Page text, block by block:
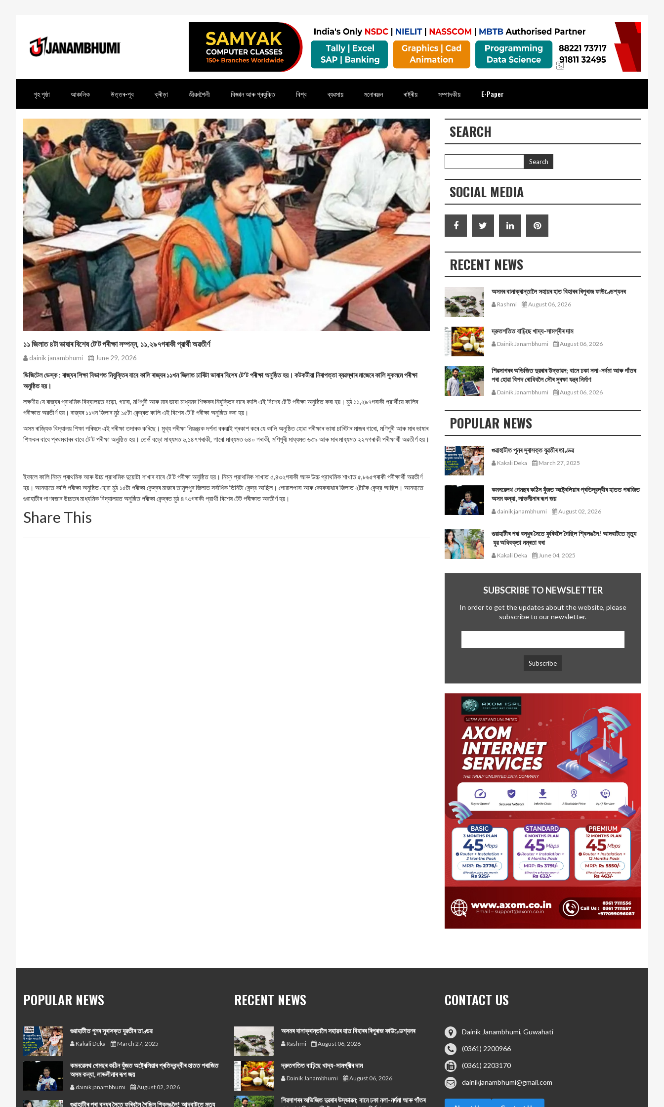
গৃহ পৃষ্ঠা আঞ্চলিক উত্তৰ-পূব ক্ৰীড়া জীৱনশৈলী বিজ্ঞান আৰু প্ৰযুক্তি বিশ্ব ব্যৱসায় মনোৰঞ্জন ৰাষ্ট্ৰীয় সম্পাদকীয় E-Paper
১১ জিলাত ৪টা ভাষাৰ বিশেষ টে'ট পৰীক্ষা সম্পন্ন, ১১,২৯৭গৰাকী প্রার্থী অৱতীৰ্ণ
dainik janambhumi June 29, 2026
ডিজিটেল ডেস্ক : ৰাজ্যৰ শিক্ষা বিভাগত নিযুক্তিৰ বাবে কালি ৰাজ্যৰ ১১খন জিলাত চাৰিটা ভাষাৰ বিশেষ টে'ট পৰীক্ষা অনুষ্ঠিত হয়। কটকটীয়া নিৰাপত্তা ব্যৱস্থাৰ মাজেৰে কালি সুকলমে পৰীক্ষা
অনুষ্ঠিত হয়।
লক্ষণীয় যে ৰাজ্যৰ প্ৰাথমিক বিদ্যালয়ত বড়ো, গাৰো, মণিপুৰী আৰু মাৰ ভাষা মাধ্যমৰ শিক্ষকৰ নিযুক্তিৰ বাবে কালি এই বিশেষ টে'ট পৰীক্ষা অনুষ্ঠিত কৰা হয়। মুঠ ১১,২৯৭গৰাকী প্রার্থীয়ে কালিৰ
পৰীক্ষাত অৱতীর্ণ হয়। ৰাজ্যৰ ১১খন জিলাৰ মুঠ ১৫টা কেন্দ্ৰত কালি এই বিশেষ টে'ট পৰীক্ষা অনুষ্ঠিত কৰা হয়।
অসম ৰাজ্যিক বিদ্যালয় শিক্ষা পৰিষদে এই পৰীক্ষা তদাৰক কৰিছে। মুখ্য পৰীক্ষা নিয়ন্ত্রক দর্শনা বৰুৱাই প্ৰকাশ কৰে যে কালি অনুষ্ঠিত হোৱা পৰীক্ষাৰ ভাষা চাৰিটাৰ মাজৰ গাৰো, মণিপুৰী আৰু মাৰ ভাষাৰ
শিক্ষকৰ বাবে প্ৰথমবাৰৰ বাবে টে'ট পৰীক্ষা অনুষ্ঠিত হয়। তেওঁ বড়ো মাধ্যমত ৬,১৪৭গৰাকী, গাৰো মাধ্যমত ৬৪০ গৰাকী, মণিপুৰী মাধ্যমত ৬৩৯ আৰু মাৰ মাধ্যমত ২২৭গৰাকী পৰীক্ষাৰ্থী অৱতীৰ্ণ হয়।
ইফালে কালি নিম্ন প্ৰাথমিক আৰু উচ্চ প্রাথমিক দুয়োটা শাখাৰ বাবে টে'ট পৰীক্ষা অনুষ্ঠিত হয়। নিম্ন প্রাথমিক শাখাত ৫,৪৩২গৰাকী আৰু উচ্চ প্রাথমিক শাখাত ৫,৮৬৫গৰাকী পৰীক্ষাৰ্থী অৱতীর্ণ
হয়। আনহাতে কালি পৰীক্ষা অনুষ্ঠিত হোৱা মুঠ ১৫টা পৰীক্ষা কেন্দ্ৰৰ মাজৰে তামুলপুৰ জিলাত সর্বাধিক তিনিটা কেন্দ্র আছিল। গোৱালপাৰা আৰু কোকৰাঝাৰ জিলাত ২টাকৈ কেন্দ্র আছিল। আনহাতে
গুৱাহাটীৰ পাণবজাৰ উচ্চতৰ মাধ্যমিক বিদ্যালয়ত অনুষ্ঠিত পৰীক্ষা কেন্দ্ৰত মুঠ ৪৭৩গৰাকী প্রার্থী বিশেষ টেট পৰীক্ষাত অৱতীৰ্ণ হয়।
Share This
SEARCH
SOCIAL MEDIA
RECENT NEWS
অসমৰ বানাক্ৰান্তালৈ সহায়ৰ হাত বিহাৰৰ ৰিপুৰাজ ফাউণ্ডেশ্যনৰ
Rashmi August 06, 2026
দ্রুতগতিত বাঢ়িছে খাদ্য-সামগ্ৰীৰ দাম
Dainik Janambhumi August 06, 2026
শিৱসাগৰৰ অভিজিত দুৱৰাৰ উদ্ভাৱন; বানে ঢকা নলা-নৰ্দমা আৰু গাঁতৰ
পৰা হোৱা বিপদ ৰোধিবলৈ সৌৰ সুৰক্ষা যন্ত্ৰ নিৰ্মাণ
Dainik Janambhumi August 06, 2026
POPULAR NEWS
গুৱাহাটীত পুনৰ সুৰাসক্ত যুৱতীৰ তাণ্ডৱ
Kakali Deka March 27, 2025
কমনৱেলথ গেমছৰ কঠিন যুঁজত অষ্ট্ৰেলিয়াৰ প্ৰতিদ্বন্দ্বীৰ হাতত পৰাজিত
অসম কন্যা, লাভলীনাৰ ৰূপ জয়
dainik janambhumi August 02, 2026
গুৱাহাটীৰ পৰা বন্ধুৰ সৈতে ফুৰিবলৈ গৈছিল শ্বিলঙলৈ! আদবাটতে মৃত্যু
যুৱ অধিবক্তা নম্ৰতা বৰা
Kakali Deka June 04, 2025
SUBSCRIBE TO NEWSLETTER
In order to get the updates about the website, please
subscribe to our newsletter.
POPULAR NEWS
গুৱাহাটীত পুনৰ সুৰাসক্ত যুৱতীৰ তাণ্ডৱ
Kakali Deka March 27, 2025
কমনৱেলথ গেমছৰ কঠিন যুঁজত অষ্ট্ৰেলিয়াৰ প্ৰতিদ্বন্দ্বীৰ হাতত পৰাজিত
অসম কন্যা, লাভলীনাৰ ৰূপ জয়
dainik janambhumi August 02, 2026
গুৱাহাটীৰ পৰা বন্ধুৰ সৈতে ফুৰিবলৈ গৈছিল শ্বিলঙলৈ! আদবাটতে মৃত্যু
RECENT NEWS
অসমৰ বানাক্ৰান্তালৈ সহায়ৰ হাত বিহাৰৰ ৰিপুৰাজ ফাউণ্ডেশ্যনৰ
Rashmi August 06, 2026
দ্রুতগতিত বাঢ়িছে খাদ্য-সামগ্ৰীৰ দাম
Dainik Janambhumi August 06, 2026
শিৱসাগৰৰ অভিজিত দুৱৰাৰ উদ্ভাৱন; বানে ঢকা নলা-নৰ্দমা আৰু গাঁতৰ
CONTACT US
Dainik Janambhumi, Guwahati
(0361) 2200966
(0361) 2203170
dainikjanambhumi@gmail.com